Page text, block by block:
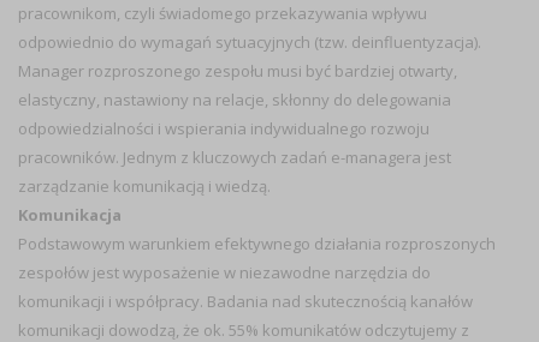
pracownikom, czyli świadomego przekazywania wpływu
odpowiednio do wymagań sytuacyjnych (tzw. deinfluentyzacja).
Manager rozproszonego zespołu musi być bardziej otwarty,
elastyczny, nastawiony na relacje, skłonny do delegowania
odpowiedzialności i wspierania indywidualnego rozwoju
pracowników. Jednym z kluczowych zadań e-managera jest
zarządzanie komunikacją i wiedzą.
Komunikacja
Podstawowym warunkiem efektywnego działania rozproszonych
zespołów jest wyposażenie w niezawodne narzędzia do
komunikacji i współpracy. Badania nad skutecznością kanałów
komunikacji dowodzą, że ok. 55% komunikatów odczytujemy z